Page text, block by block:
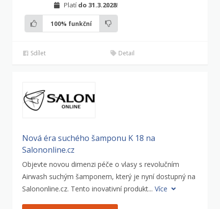
Platí do 31.3.2028!
100% funkční
Sdílet Detail
Nová éra suchého šamponu K 18 na
Salononline.cz
Objevte novou dimenzi péče o vlasy s revolučním
Airwash suchým šamponem, který je nyní dostupný na
Salononline.cz. Tento inovativní produkt... Více